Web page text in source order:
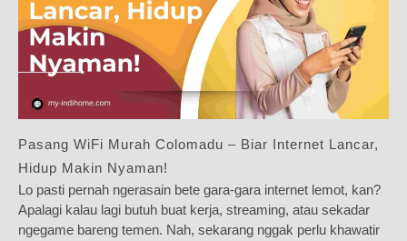
Pasang WiFi Murah Colomadu – Biar Internet Lancar,
Hidup Makin Nyaman!
Lo pasti pernah ngerasain bete gara-gara internet lemot, kan?
Apalagi kalau lagi butuh buat kerja, streaming, atau sekadar
ngegame bareng temen. Nah, sekarang nggak perlu khawatir